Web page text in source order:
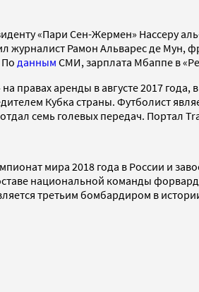
«Пари Сен-Жермен» Нассеру
журналист Рамон Альварес де
По данным СМИ, зарплата Мбаппе в
правах аренды в августе 2017
Кубка страны. Футболист
семь голевых передач. Портал
мира 2018 года в России и
национальной команды
третьим бомбардиром в